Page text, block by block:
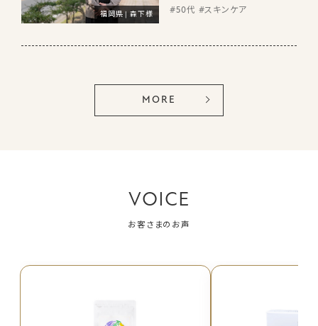
福岡県 | 森下様 #50代 #スキンケア
MORE
VOICE
お客さまのお声